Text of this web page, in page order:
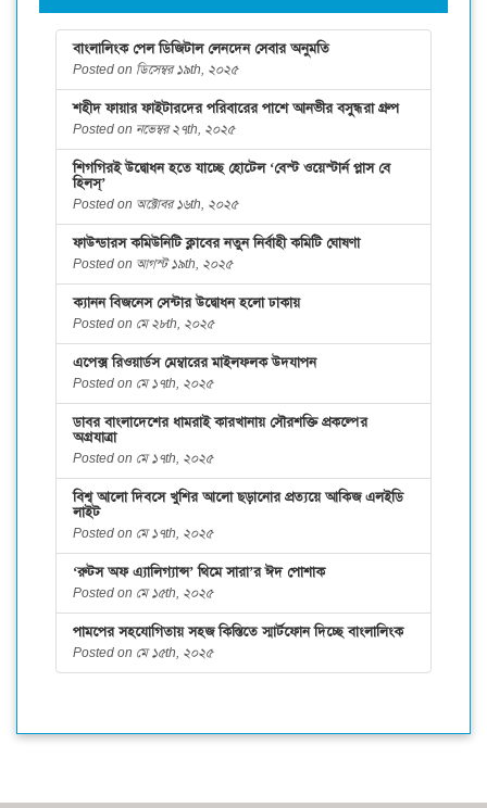
বাংলালিংক পেল ডিজিটাল লেনদেন সেবার অনুমতি
Posted on ডিসেম্বর ১৯th, ২০২৫
শহীদ ফায়ার ফাইটারদের পরিবারের পাশে আনভীর বসুন্ধরা গ্রুপ
Posted on নভেম্বর ২৭th, ২০২৫
শিগগিরই উদ্বোধন হতে যাচ্ছে হোটেল ‘বেস্ট ওয়েস্টার্ন প্লাস বে
হিলস্’
Posted on অক্টোবর ১৬th, ২০২৫
ফাউন্ডারস কমিউনিটি ক্লাবের নতুন নির্বাহী কমিটি ঘোষণা
Posted on আগস্ট ১৯th, ২০২৫
ক্যানন বিজনেস সেন্টার উদ্বোধন হলো ঢাকায়
Posted on মে ২৮th, ২০২৫
এপেক্স রিওয়ার্ডস মেম্বারের মাইলফলক উদযাপন
Posted on মে ১৭th, ২০২৫
ডাবর বাংলাদেশের ধামরাই কারখানায় সৌরশক্তি প্রকল্পের
অগ্রযাত্রা
Posted on মে ১৭th, ২০২৫
বিশ্ব আলো দিবসে খুশির আলো ছড়ানোর প্রত্যয়ে আকিজ এলইডি
লাইট
Posted on মে ১৭th, ২০২৫
‘রুটস অফ এ্যালিগ্যান্স’ থিমে সারা’র ঈদ পোশাক
Posted on মে ১৫th, ২০২৫
পামপের সহযোগিতায় সহজ কিস্তিতে স্মার্টফোন দিচ্ছে বাংলালিংক
Posted on মে ১৫th, ২০২৫